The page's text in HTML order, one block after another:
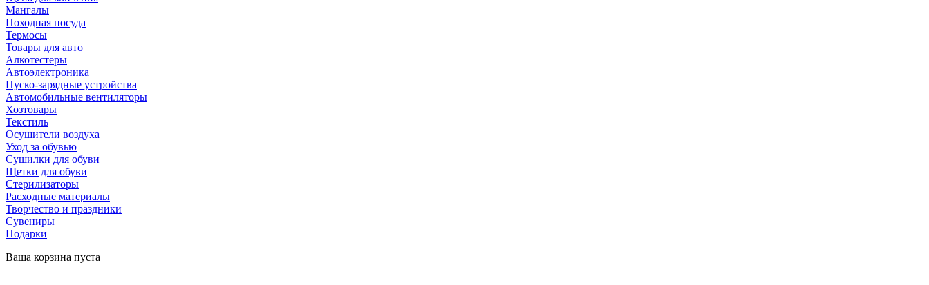
Мангалы
Походная посуда
Термосы
Товары для авто
Алкотестеры
Автоэлектроника
Пуско-зарядные устройства
Автомобильные вентиляторы
Хозтовары
Текстиль
Осушители воздуха
Уход за обувью
Сушилки для обуви
Щетки для обуви
Стерилизаторы
Расходные материалы
Творчество и праздники
Сувениры
Подарки
Ваша корзина пуста